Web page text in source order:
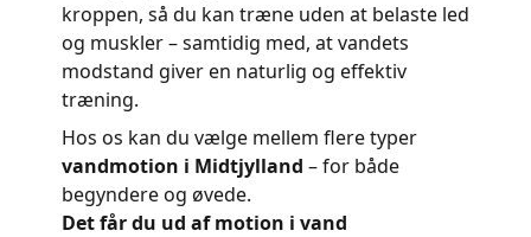
kroppen, så du kan træne uden at belaste led
og muskler – samtidig med, at vandets
modstand giver en naturlig og effektiv
træning.
Hos os kan du vælge mellem flere typer
vandmotion i Midtjylland – for både
begyndere og øvede.
Det får du ud af motion i vand